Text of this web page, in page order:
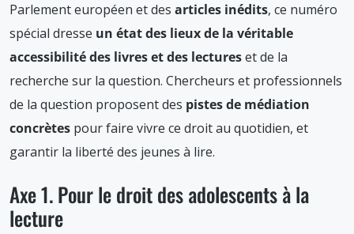
Parlement européen et des articles inédits, ce numéro
spécial dresse un état des lieux de la véritable
accessibilité des livres et des lectureset de la
recherche sur la question. Chercheurs et professionnels
de la question proposent des pistes de médiation
concrètes pour faire vivre ce droit au quotidien, et
garantir la liberté des jeunes à lire.
Axe 1. Pour le droit des adolescents à la
lecture